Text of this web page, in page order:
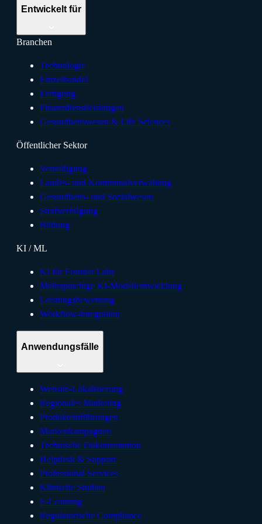
Entwickelt für
Branchen
Technologie
Einzelhandel
Fertigung
Finanzdienstleistungen
Gesundheitswesen & Life Sciences
Öffentlicher Sektor
Verteidigung
Landes- und Kommunalverwaltung
Gesundheits- und Sozialwesen
Strafverfolgung
Bildung
KI / ML
KI für Frontier Labs
Mehrsprachige KI-Modellentwicklung
Leistungsbewertung
Workflow-Integration
Anwendungsfälle
Website-Lokalisierung
Regionales Marketing
Produkteinführungen
Markenkampagnen
Technische Dokumentation
Helpdesk & Support
Professional Services
Klinische Studien
E-Learning
Regulatorische Compliance